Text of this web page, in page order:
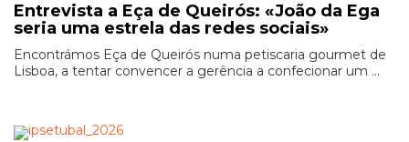
Entrevista a Eça de Queirós: «João da Ega
seria uma estrela das redes sociais»
Encontrámos Eça de Queirós numa petiscaria gourmet de
Lisboa, a tentar convencer a gerência a confecionar um ...